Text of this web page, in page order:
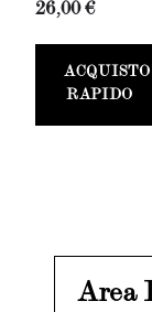
26,00 €
ACQUISTO
RAPIDO
Area